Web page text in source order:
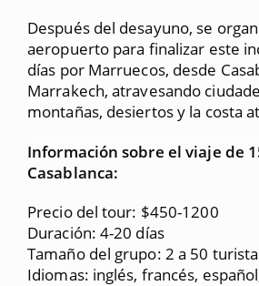
Después del desayuno, se
aeropuerto para finalizar este
días por Marruecos, desde
Marrakech, atravesando
montañas, desiertos y la costa
Información sobre el viaje de
Casablanca:
Precio del tour: $450-1200
Duración: 4-20 días
Tamaño del grupo: 2 a 50
Idiomas: inglés, francés,